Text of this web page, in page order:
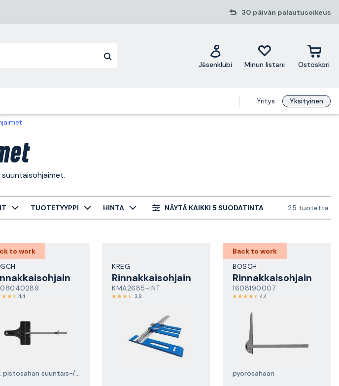
30 päivän palautusoikeus
Jäsenklubi Minun listani Ostoskori
Yritys Yksityinen
TUOTETYYPPI HINTA NÄYTÄ KAIKKI 5 SUODATINTA 25 tuotetta
to work
4,4
sis. pistosahan suuntais-/ympyräohjaimen
KREG
Rinnakkaisohjain
KMA2685-INT
3,8
Back to work
BOSCH
Rinnakkaisohjain
1608190007
4,4
pyörösahaan